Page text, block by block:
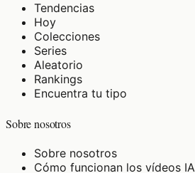
Tendencias
Hoy
Colecciones
Series
Aleatorio
Rankings
Encuentra tu tipo
Sobre nosotros
Sobre nosotros
Cómo funcionan los vídeos IA